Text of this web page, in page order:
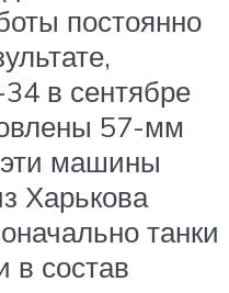
постоянно
в сентябре
57-мм
эти машины
Харькова
танки
в состав